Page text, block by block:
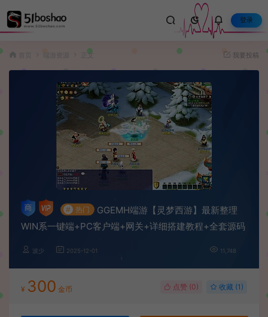
登录
端游资源 正文 我要投稿
# 热门
GGEMH端游【灵梦西游】最新整理
WIN系一键端+PC客户端+网关+详细搭建教程+全套源码
波少 2025-12-01 11,748
¥ 300 金币 点赞 (0) 收藏 (1)